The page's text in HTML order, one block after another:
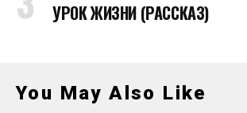
УРОК ЖИЗНИ (РАССКАЗ)
You May Also Like